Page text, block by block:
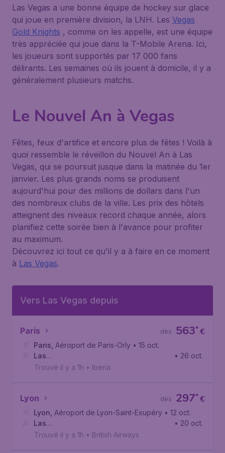
Las Vegas a une bonne équipe de hockey sur glace
qui joue en première division, la LNH. Les Vegas
Gold Knights , comme on les appelle, est une équipe
très appréciée qui joue dans la T-Mobile Arena. Ici,
les joueurs sont supportés par 17 000 fans
délirants. Les semaines où ils jouent à domicile, il y a
généralement plusieurs matchs.
Le Nouvel An à Vegas
Fêtes, feux d'artifice et encore plus de fêtes ! Voilà à
quoi ressemble le réveillon du Nouvel An à Las
Vegas, qui se poursuit jusque dans la matinée du 1er
janvier. Les plus grands noms se produisent
aujourd'hui pour des millions de dollars dans l'un
des nombreux clubs de la ville. Les prix des hôtels
atteignent des niveaux record chaque année, alors
planifiez cette soirée bien à l'avance pour profiter
au maximum.
Découvrez ici tout ce qu'il y a à faire en ce moment
à Las Vegas.
Vers Las Vegas depuis
Paris €
563*
dès
Paris Aéroport de Paris-Orly • 15 oct.
Las
Vegas, Aéroport International Harry Reid
• 26 oct.
Trouvé il y a 1h • Iberia
Lyon €
297*
dès
Lyon Aéroport de Lyon-Saint-Exupéry • 12 oct.
Las
Vegas, Aéroport International Harry Reid
• 20 oct.
Trouvé il y a 1h • British Airways